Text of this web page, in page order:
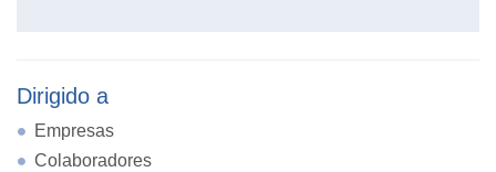
Dirigido a
Empresas
Colaboradores